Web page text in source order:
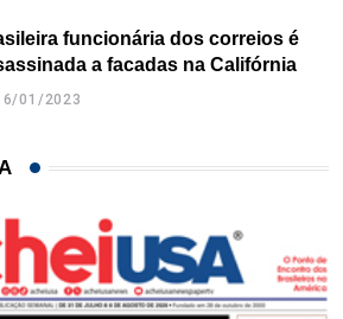
funcionária dos correios é
a facadas na Califórnia
01/2023